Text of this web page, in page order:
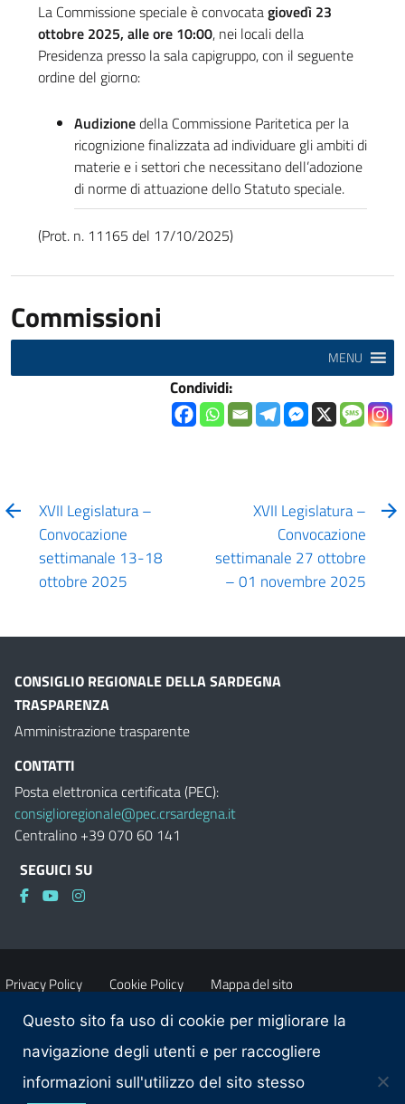
La Commissione speciale è convocatagiovedì 23
ottobre 2025, alle ore 10:00, nei locali della
Presidenza presso la sala capigruppo, con il seguente
ordine del giorno:
Audizionedella Commissione Paritetica per la
ricognizione finalizzata ad individuare gli ambiti di
materie e i settori che necessitano dell’adozione
di norme di attuazione dello Statuto speciale.
(Prot. n. 11165 del 17/10/2025)
Commissioni
MENU
Condividi:
XVII Legislatura –
Convocazione
settimanale 13-18
ottobre 2025
XVII Legislatura –
Convocazione
settimanale 27 ottobre
– 01 novembre 2025
CONSIGLIO REGIONALE DELLA SARDEGNA
TRASPARENZA
Amministrazione trasparente
CONTATTI
Posta elettronica certificata (PEC):
consiglioregionale@pec.crsardegna.it
Centralino +39 070 60 141
SEGUICI SU
Privacy Policy Cookie Policy Mappa del sito
Accessibilità Dichiarazione di accessibilità
Obiettivi di accessibilità Contatti
Questo sito fa uso di cookie per migliorare la
navigazione degli utenti e per raccogliere
informazioni sull'utilizzo del sito stesso